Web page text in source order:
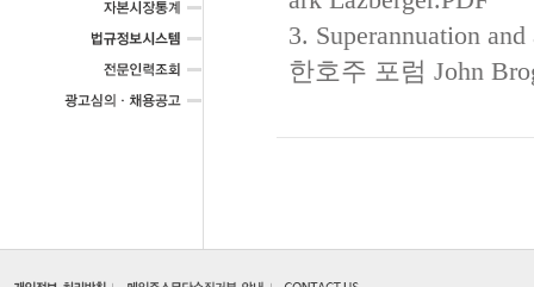
3. Superannuation
한호주 포럼 John